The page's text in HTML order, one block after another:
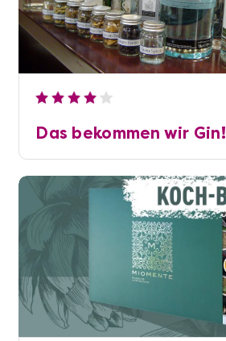
Das bekommen wir Gin!